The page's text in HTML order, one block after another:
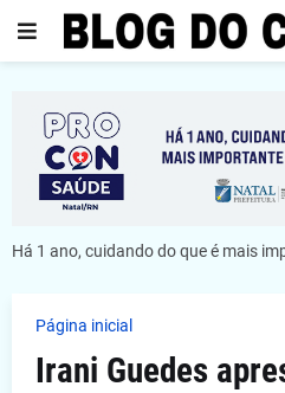
Há 1 ano, cuidando do que é mais
Página inicial
Irani Guedes